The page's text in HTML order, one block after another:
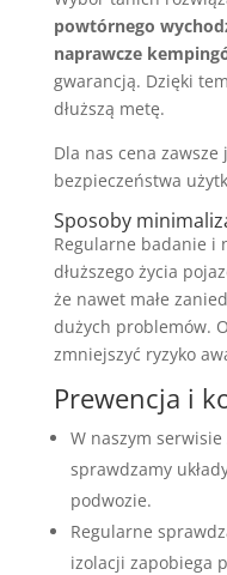
powtórnego
naprawcze
gwarancją. Dzięki
dłuższą metę.
Dla nas cena
bezpieczeństwa
Sposoby
Regularne badanie i
dłuższego życia
że nawet małe
dużych problemów.
zmniejszyć ryzyko
Prewencja i
W naszym serwisie
sprawdzamy
podwozie.
Regularne
izolacji zapobiega